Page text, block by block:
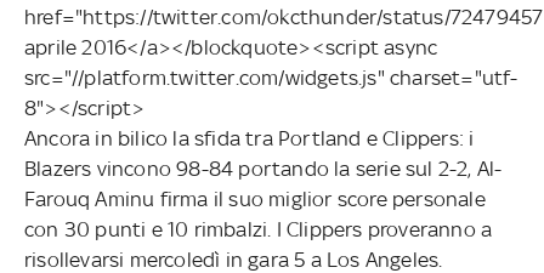
href="https://twitter.com/okcthunder/status/
aprile 2016</a></blockquote><script async
src="//platform.twitter.com/widgets.js" charset="utf-
8"></script>
Ancora in bilico la sfida tra Portland e Clippers: i
Blazers vincono 98-84 portando la serie sul 2-2, Al-
Farouq Aminu firma il suo miglior score personale
con 30 punti e 10 rimbalzi. I Clippers proveranno a
risollevarsi mercoledì in gara 5 a Los Angeles.